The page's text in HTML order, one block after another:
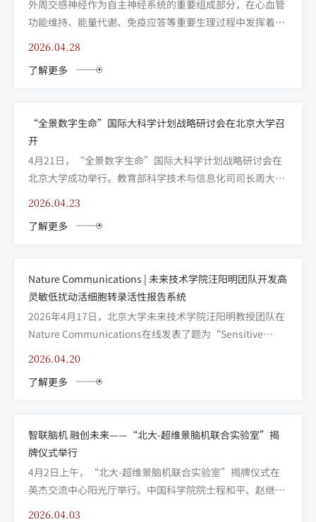
2026.04.28
外周交感神经作为自主神经系统的重要组成部分，在心血管
功能维持、能量代谢、免疫应答等重要生理过程中发挥着核
（Norepinephrine, NE）的分泌，从而实现对外周靶器官功
了解更多
2026.04.23
“全景数字生命”国际大科学计划战略研讨会在北京大学召
开
4月21日，“全景数字生命”国际大科学计划战略研讨会在
北京大学成功举行。教育部科学技术与信息化司司长周大
区政府党组书记、区长，中关村科学城党工委副书记
了解更多
2026.04.20
Nature Communications | 未来技术学院汪阳明团队开发高
灵敏低扰动活细胞转录活性报告系统
2026年4月17日，北京大学未来技术学院汪阳明教授团队在
Nature Communications在线发表了题为“Sensitive
究...
了解更多
2026.04.03
智联脑机 融创未来——“北大-超维景脑机联合实验室”揭
牌仪式举行
4月2日上午，“北大-超维景脑机联合实验室”揭牌仪式在
英杰交流中心阳光厅举行。中国科学院院士程和平、赵继